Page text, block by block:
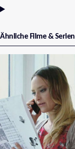
Ähnliche Filme & Serien